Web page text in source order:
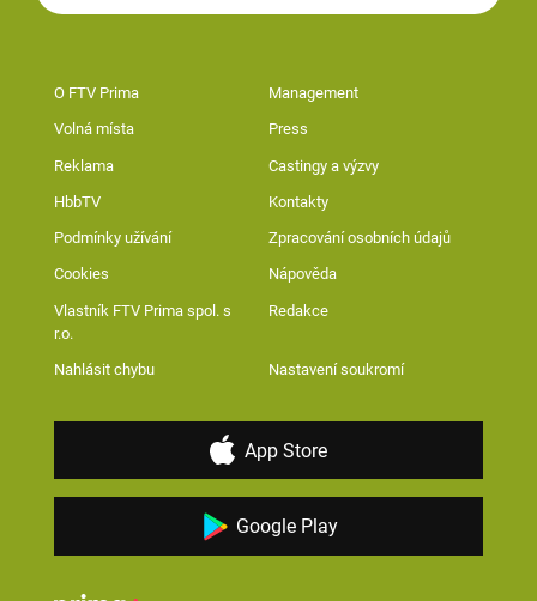
O FTV Prima Management
Volná místa Press
Reklama Castingy a výzvy
HbbTV Kontakty
Podmínky užívání Zpracování osobních údajů
Cookies Nápověda
Vlastník FTV Prima spol. s
r.o.
Redakce
Nahlásit chybu Nastavení soukromí
App Store
Google Play